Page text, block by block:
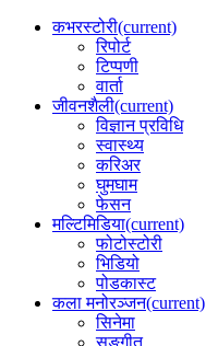
कभरस्टोरी(current)
रिपोर्ट
टिप्पणी
वार्ता
जीवनशैली(current)
विज्ञान प्रविधि
स्वास्थ्य
करिअर
घुमघाम
फेसन
मल्टिमिडिया(current)
फोटोस्टोरी
भिडियो
पोडकास्ट
कला मनोरञ्जन(current)
सिनेमा
सङ्गीत